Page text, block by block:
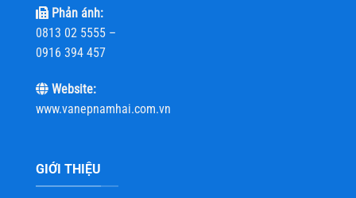
Phản ánh:
0813 02 5555 –
0916 394 457
Website:
www.vanepnamhai.com.vn
GIỚI THIỆU